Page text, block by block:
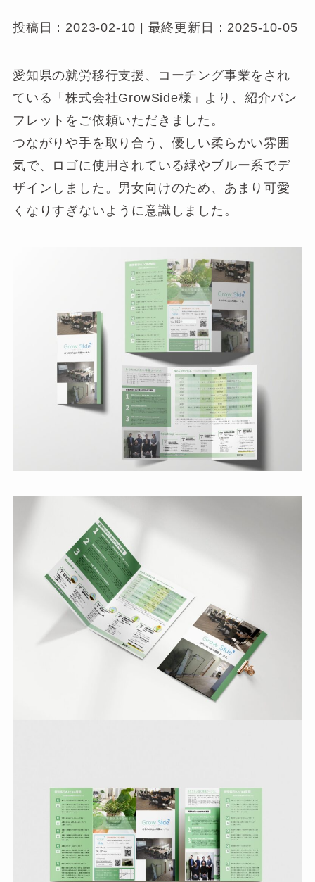
投稿日：2023-02-10 | 最終更新日：2025-10-05
愛知県の就労移行支援、コーチング事業をされ
ている「株式会社GrowSide様」より、紹介パン
フレットをご依頼いただきました。
つながりや手を取り合う、優しい柔らかい雰囲
気で、ロゴに使用されている緑やブルー系でデ
ザインしました。男女向けのため、あまり可愛
くなりすぎないように意識しました。